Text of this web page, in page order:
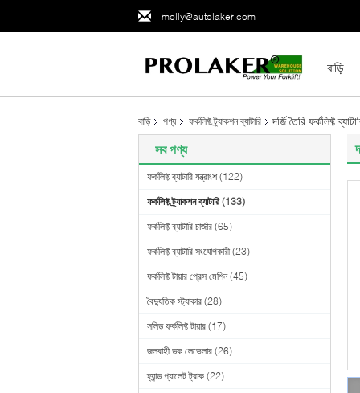
molly@autolaker.com
বাড়ি
বাড়ি পণ্য ফর্কলিফ্ট ট্র্যাকশন ব্যাটারি দর্জি তৈরি
সব পণ্য
ফর্কলিফ্ট ব্যাটারি যন্ত্রাংশ (122)
ফর্কলিফ্ট ট্র্যাকশন ব্যাটারি (133)
ফর্কলিফ্ট ব্যাটারি চার্জার (65)
ফর্কলিফ্ট ব্যাটারি সংযোগকারী (23)
ফর্কলিফ্ট টায়ার প্রেস মেশিন (45)
বৈদ্যুতিক স্ট্যাকার (28)
সলিড ফর্কলিফ্ট টায়ার (17)
জলবাহী ডক লেভেলার (26)
হ্যান্ড প্যালেট ট্রাক (22)